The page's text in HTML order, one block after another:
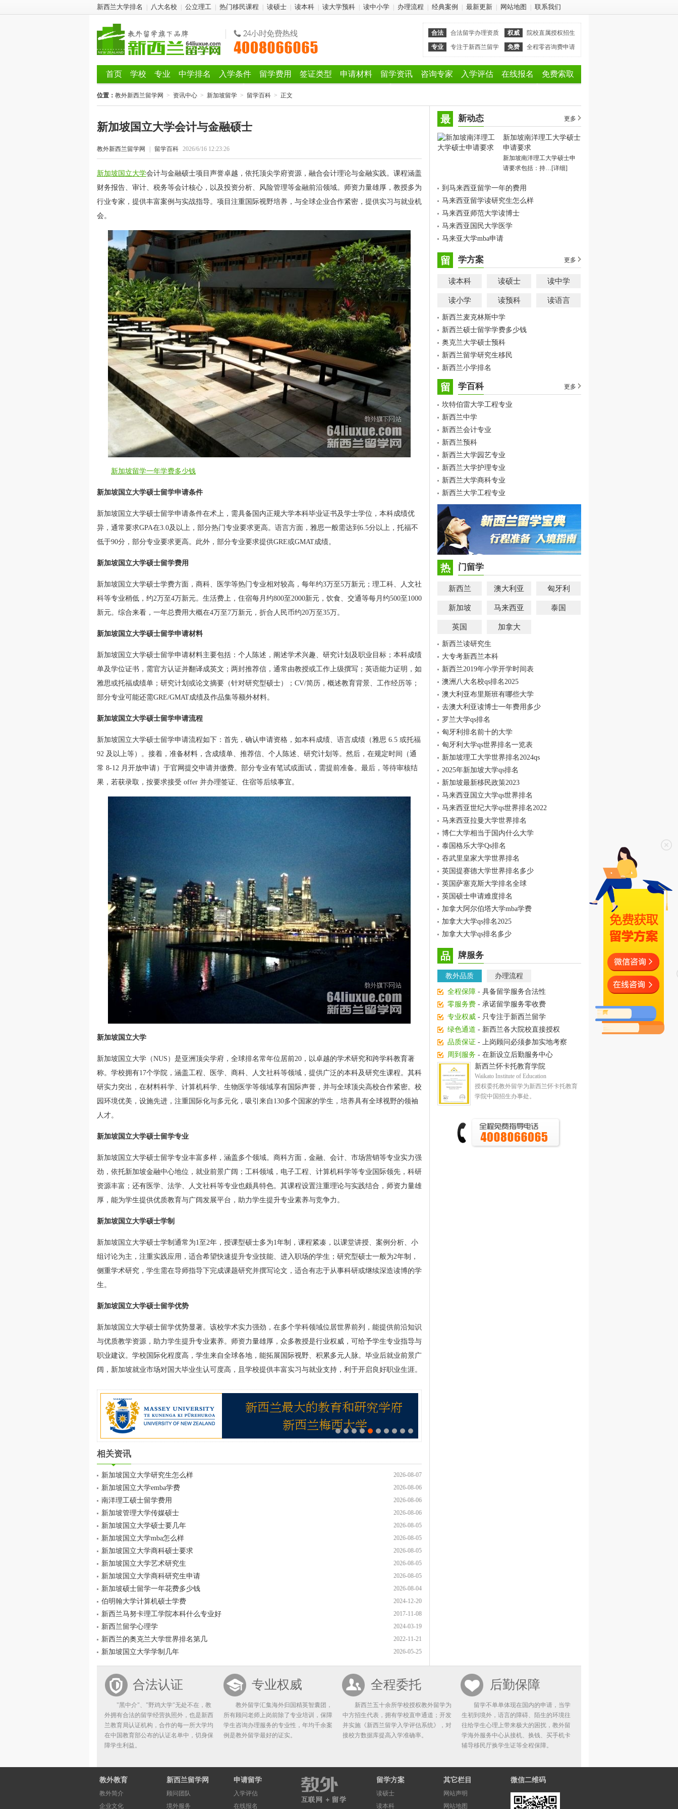
新西兰大学排名 八大名校 公立理工 热门移民课程 读硕士 读本科 读大学预科 读中小学 办理流程 经典案例 最新更新 网站地图 联系我们
合法 合法留学办理资质 权威
院校直属授权招生
专业
专注于新西兰留学 免费 全程零咨询费申请
首页 学校 专业 中学排名 入学条件 留学费用 签证类型 申请材料 留学资讯 咨询专家 入学评估 在线报名 免费索取
位置： 教外新西兰留学网 > 资讯中心 > 新加坡留学 > 留学百科 > 正文
新加坡国立大学会计与金融硕士
教外新西兰留学网 留学百科 2026/6/16 12:23:26
新加坡国立大学会计与金融硕士项目声誉卓越，依托顶尖学府资源，融合会计理论与金融实践。课程涵盖
财务报告、审计、税务等会计核心，以及投资分析、风险管理等金融前沿领域。师资力量雄厚，教授多为
行业专家，提供丰富案例与实战指导。项目注重国际视野培养，与全球企业合作紧密，提供实习与就业机
会。
新加坡留学一年学费多少钱
新加坡国立大学硕士留学申请条件
新加坡国立大学硕士留学申请条件在术上，需具备国内正规大学本科毕业证书及学士学位，本科成绩优
异，通常要求GPA在3.0及以上，部分热门专业要求更高。语言方面，雅思一般需达到6.5分以上，托福不
低于90分，部分专业要求更高。此外，部分专业要求提供GRE或GMAT成绩。
新加坡国立大学硕士留学费用
新加坡国立大学硕士学费方面，商科、医学等热门专业相对较高，每年约3万至5万新元；理工科、人文社
科等专业稍低，约2万至4万新元。生活费上，住宿每月约800至2000新元，饮食、交通等每月约500至1000
新元。综合来看，一年总费用大概在4万至7万新元，折合人民币约20万至35万。
新加坡国立大学硕士留学申请材料
新加坡国立大学硕士留学申请材料主要包括：个人陈述，阐述学术兴趣、研究计划及职业目标；本科成绩
单及学位证书，需官方认证并翻译成英文；两封推荐信，通常由教授或工作上级撰写；英语能力证明，如
雅思或托福成绩单；研究计划或论文摘要（针对研究型硕士）；CV/简历，概述教育背景、工作经历等；
部分专业可能还需GRE/GMAT成绩及作品集等额外材料。
新加坡国立大学硕士留学申请流程
新加坡国立大学硕士留学申请流程如下：首先，确认申请资格，如本科成绩、语言成绩（雅思 6.5 或托福
92 及以上等）。接着，准备材料，含成绩单、推荐信、个人陈述、研究计划等。然后，在规定时间（通
常 8-12 月开放申请）于官网提交申请并缴费。部分专业有笔试或面试，需提前准备。最后，等待审核结
果，若获录取，按要求接受 offer 并办理签证、住宿等后续事宜。
新加坡国立大学
新加坡国立大学（NUS）是亚洲顶尖学府，全球排名常年位居前20，以卓越的学术研究和跨学科教育著
称。学校拥有17个学院，涵盖工程、医学、商科、人文社科等领域，提供广泛的本科及研究生课程。其科
研实力突出，在材料科学、计算机科学、生物医学等领域享有国际声誉，并与全球顶尖高校合作紧密。校
园环境优美，设施先进，注重国际化与多元化，吸引来自130多个国家的学生，培养具有全球视野的领袖
人才。
新加坡国立大学硕士留学专业
新加坡国立大学硕士留学专业丰富多样，涵盖多个领域。商科方面，金融、会计、市场营销等专业实力强
劲，依托新加坡金融中心地位，就业前景广阔；工科领域，电子工程、计算机科学等专业国际领先，科研
资源丰富；还有医学、法学、人文社科等专业也颇具特色。其课程设置注重理论与实践结合，师资力量雄
厚，能为学生提供优质教育与广阔发展平台，助力学生提升专业素养与竞争力。
新加坡国立大学硕士学制
新加坡国立大学硕士学制通常为1至2年，授课型硕士多为1年制，课程紧凑，以课堂讲授、案例分析、小
组讨论为主，注重实践应用，适合希望快速提升专业技能、进入职场的学生；研究型硕士一般为2年制，
侧重学术研究，学生需在导师指导下完成课题研究并撰写论文，适合有志于从事科研或继续深造读博的学
生。
新加坡国立大学硕士留学优势
新加坡国立大学硕士留学优势显著。该校学术实力强劲，在多个学科领域位居世界前列，能提供前沿知识
与优质教学资源，助力学生提升专业素养。师资力量雄厚，众多教授是行业权威，可给予学生专业指导与
职业建议。学校国际化程度高，学生来自全球各地，能拓展国际视野、积累多元人脉。毕业后就业前景广
阔，新加坡就业市场对国大毕业生认可度高，且学校提供丰富实习与就业支持，利于开启良好职业生涯。
相关资讯
2026-08-07
新加坡国立大学研究生怎么样
2026-08-06
新加坡国立大学emba学费
2026-08-06
南洋理工硕士留学费用
2026-08-06
新加坡管理大学传媒硕士
2026-08-05
新加坡国立大学硕士要几年
2026-08-05
新加坡国立大学mba怎么样
2026-08-05
新加坡国立大学商科硕士要求
2026-08-05
新加坡国立大学艺术研究生
2026-08-05
新加坡国立大学商科研究生申请
2026-08-04
新加坡硕士留学一年花费多少钱
2024-12-20
伯明翰大学计算机硕士学费
2017-11-08
新西兰马努卡理工学院本科什么专业好
2024-03-19
新西兰留学心理学
2022-11-21
新西兰的奥克兰大学世界排名第几
2026-05-25
新加坡国立大学学制几年
最 新动态 更多
新加坡南洋理工大学硕士
申请要求
新加坡南洋理工大学硕士申
请要求包括：持…[详细]
到马来西亚留学一年的费用
马来西亚留学读研究生怎么样
马来西亚师范大学读博士
马来西亚国民大学医学
马来亚大学mba申请
留 学方案 更多
读本科 读硕士 读中学
读小学 读预科 读语言
新西兰麦克林斯中学
新西兰硕士留学学费多少钱
奥克兰大学硕士预科
新西兰留学研究生移民
新西兰小学排名
留 学百科 更多
坎特伯雷大学工程专业
新西兰中学
新西兰会计专业
新西兰预科
新西兰大学园艺专业
新西兰大学护理专业
新西兰大学商科专业
新西兰大学工程专业
热 门留学
新西兰 澳大利亚 匈牙利
新加坡 马来西亚 泰国
英国 加拿大
新西兰读研究生
大专考新西兰本科
新西兰2019年小学开学时间表
澳洲八大名校qs排名2025
澳大利亚布里斯班有哪些大学
去澳大利亚读博士一年费用多少
罗兰大学qs排名
匈牙利排名前十的大学
匈牙利大学qs世界排名一览表
新加坡理工大学世界排名2024qs
2025年新加坡大学qs排名
新加坡最新移民政策2023
马来西亚国立大学qs世界排名
马来西亚世纪大学qs世界排名2022
马来西亚拉曼大学世界排名
博仁大学相当于国内什么大学
泰国格乐大学Qs排名
吞武里皇家大学世界排名
英国提赛德大学世界排名多少
英国萨塞克斯大学排名全球
英国硕士申请难度排名
加拿大阿尔伯塔大学mba学费
加拿大大学qs排名2025
加拿大大学qs排名多少
品 牌服务
教外品质 办理流程
全程保障 - 具备留学服务合法性
零服务费 - 承诺留学服务零收费
专业权威 - 只专注于新西兰留学
绿色通道 - 新西兰各大院校直接授权
品质保证 - 上岗顾问必须参加实地考察
周到服务 - 在新设立后勤服务中心
合法认证
"黑中介"、"野鸡大学"无处不在，教
外拥有合法的留学经营执照外，也是新西
兰教育局认证机构，合作的每一所大学均
在中国教育部公布的认证名单中，切身保
障学生利益。
专业权威
教外留学汇集海外归国精英智囊团，
所有顾问老师上岗前除了专业培训，保障
学生咨询办理服务的专业性，年均千余案
例是教外留学最好的证实。
全程委托
新西兰五十余所学校授权教外留学为
中方招生代表，拥有学校直申通道；开发
并实施《新西兰留学入学评估系统》，对
接校方数据库提高入学准确率。
后勤保障
留学不单单体现在国内的申请，当学
生初到境外，语言的障碍、陌生的环境往
往给学生心理上带来极大的困扰，教外留
学海外服务中心从接机、换钱、买手机卡
辅导移民厅换学生证等全程保障。
教外教育
教外简介
企业文化
新西兰留学网
顾问团队
境外服务
申请留学
入学评估
在线报名
留学方案
读硕士
读本科
其它栏目
网站声明
网站地图
微信二维码